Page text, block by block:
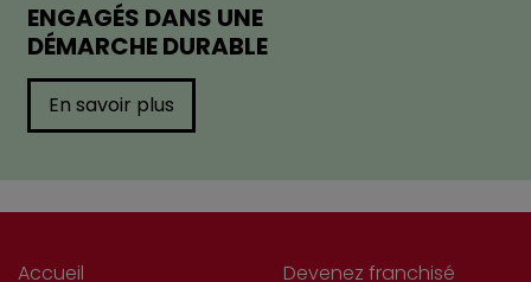
ENGAGÉS DANS UNE
DÉMARCHE DURABLE
En savoir plus
Accueil
Devenez franchisé